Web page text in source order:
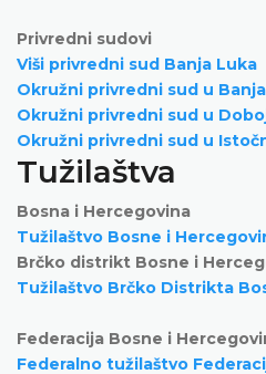
Privredni sudovi
Viši privredni sud Banja Luka
Okružni privredni sud u
Okružni privredni sud u
Okružni privredni sud u
Tužilaštva
Bosna i Hercegovina
Tužilaštvo Bosne i
Brčko distrikt Bosne i
Tužilaštvo Brčko Distrikta
Federacija Bosne i
Federalno tužilaštvo